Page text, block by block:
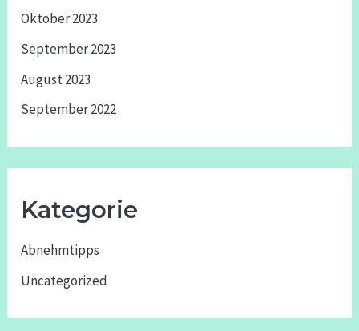
Oktober 2023
September 2023
August 2023
September 2022
Kategorie
Abnehmtipps
Uncategorized